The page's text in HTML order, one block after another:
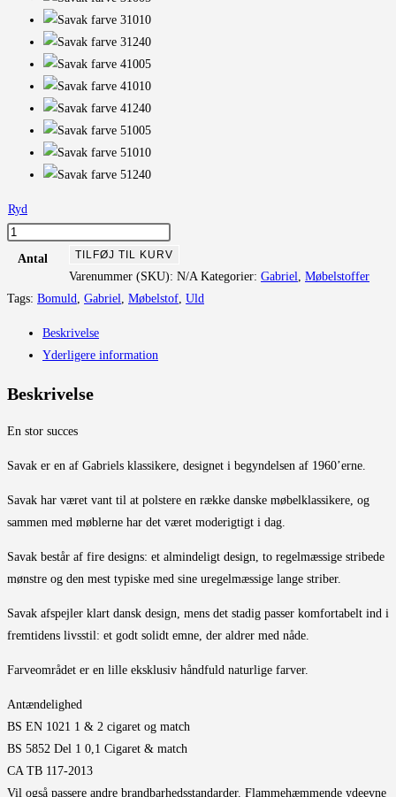
Ryd
Savak
antalAntal TILFØJ TIL KURV
Varenummer (SKU): N/A Kategorier: Gabriel
Møbelstoffer
Tags: Bomuld Gabriel Møbelstof Uld
Beskrivelse
Yderligere information
Beskrivelse
En stor succes
Savak er en af Gabriels klassikere, designet i begyndelsen af 1960’erne.
Savak har været vant til at polstere en række danske møbelklassikere, og
sammen med møblerne har det været moderigtigt i dag.
Savak består af fire designs: et almindeligt design, to regelmæssige stribede
mønstre og den mest typiske med sine uregelmæssige lange striber.
Savak afspejler klart dansk design, mens det stadig passer komfortabelt ind i
fremtidens livsstil: et godt solidt emne, der aldrer med nåde.
Farveområdet er en lille eksklusiv håndfuld naturlige farver.
Antændelighed
BS EN 1021 1 & 2 cigaret og match
BS 5852 Del 1 0,1 Cigaret & match
CA TB 117-2013
Vil også passere andre brandbarhedsstandarder. Flammehæmmende ydeevne